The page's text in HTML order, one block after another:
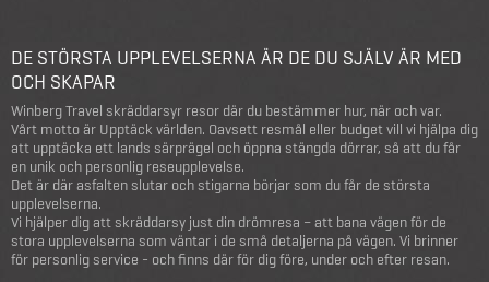
DE STÖRSTA UPPLEVELSERNA ÄR DE DU SJÄLV ÄR MED
OCH SKAPAR
Winberg Travel skräddarsyr resor där du bestämmer hur, när och var.
Vårt motto är Upptäck världen. Oavsett resmål eller budget vill vi hjälpa dig
att upptäcka ett lands särprägel och öppna stängda dörrar, så att du får
en unik och personlig reseupplevelse.
Det är där asfalten slutar och stigarna börjar som du får de största
upplevelserna.
Vi hjälper dig att skräddarsy just din drömresa – att bana vägen för de
stora upplevelserna som väntar i de små detaljerna på vägen. Vi brinner
för personlig service - och finns där för dig före, under och efter resan.